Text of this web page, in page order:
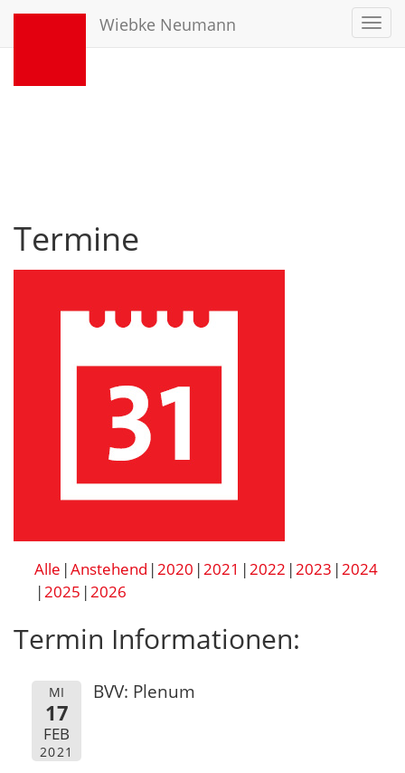
Wiebke Neumann
Termine
Alle Anstehend 2020 2021 2022 2023 2024
2025 2026
Termin Informationen:
MI
17
FEB
2021
BVV: Plenum